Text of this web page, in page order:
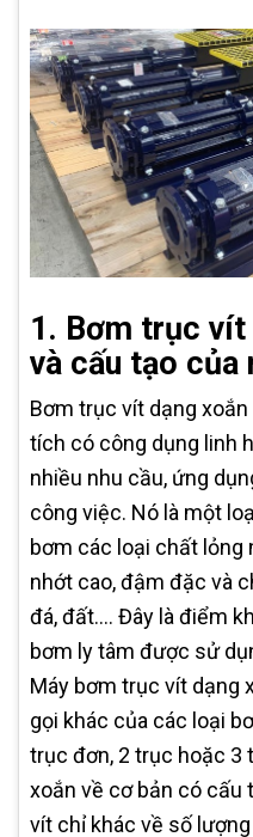
1. Bơm trục vít
và cấu tạo của
Bơm trục vít dạng
tích có công dụng linh
nhiều nhu cầu, ứng
công việc. Nó là một
bơm các loại chất lỏng
nhớt cao, đậm đặc và
đá, đất.... Đây là điểm
bơm ly tâm được sử
Máy bơm trục vít dạng
gọi khác của các loại
trục đơn, 2 trục hoặc 3
xoắn về cơ bản có
vít chỉ khác về số